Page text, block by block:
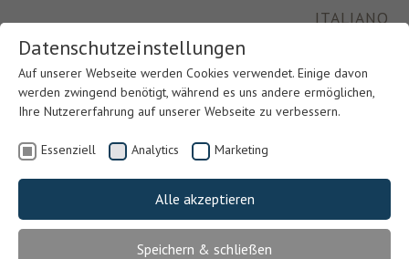
ITALIANO
Datenschutzeinstellungen
Auf unserer Webseite werden Cookies verwendet. Einige davon
werden zwingend benötigt, während es uns andere ermöglichen,
Ihre Nutzererfahrung auf unserer Webseite zu verbessern.
Essenziell Analytics Marketing
Alle akzeptieren
Speichern & schließen